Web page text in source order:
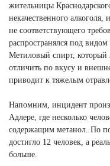
жительницы
некачественного
не соответствующего
распространялся под
Метиловый спирт, который
отличить по вкусу и
приводит к тяжелым
Напомним, инцидент
Адлере, где несколько
содержащим метанол. По
достигло 12 человек, а
больше.